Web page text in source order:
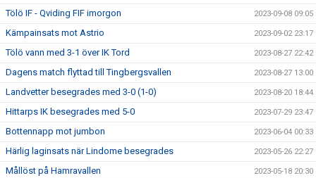
Tölö IF - Qviding FIF imorgon 2023-09-08 09:05
Kämpainsats mot Astrio 2023-09-02 23:17
Tölö vann med 3-1 över IK Tord 2023-08-27 22:42
Dagens match flyttad till Tingbergsvallen 2023-08-27 13:00
Landvetter besegrades med 3-0 (1-0) 2023-08-20 18:44
Hittarps IK besegrades med 5-0 2023-07-29 23:47
Bottennapp mot jumbon 2023-06-04 00:33
Härlig laginsats när Lindome besegrades 2023-05-26 22:27
Mållöst på Hamravallen 2023-05-18 20:30